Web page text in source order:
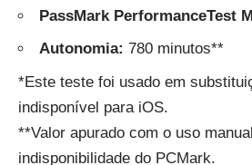
PassMark PerformanceTest
Autonomia: 780 minutos**
*Este teste foi usado em
indisponível para iOS.
**Valor apurado com o uso
indisponibilidade do PCMark.